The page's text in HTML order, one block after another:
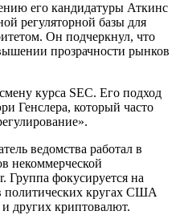
его кандидатуры Аткинс
регуляторной базы для
Он подчеркнул, что
прозрачности рынков
курса SEC. Его подход
Генслера, который часто
ведомства работал в
некоммерческой
Группа фокусируется на
политических кругах США
других криптовалют.